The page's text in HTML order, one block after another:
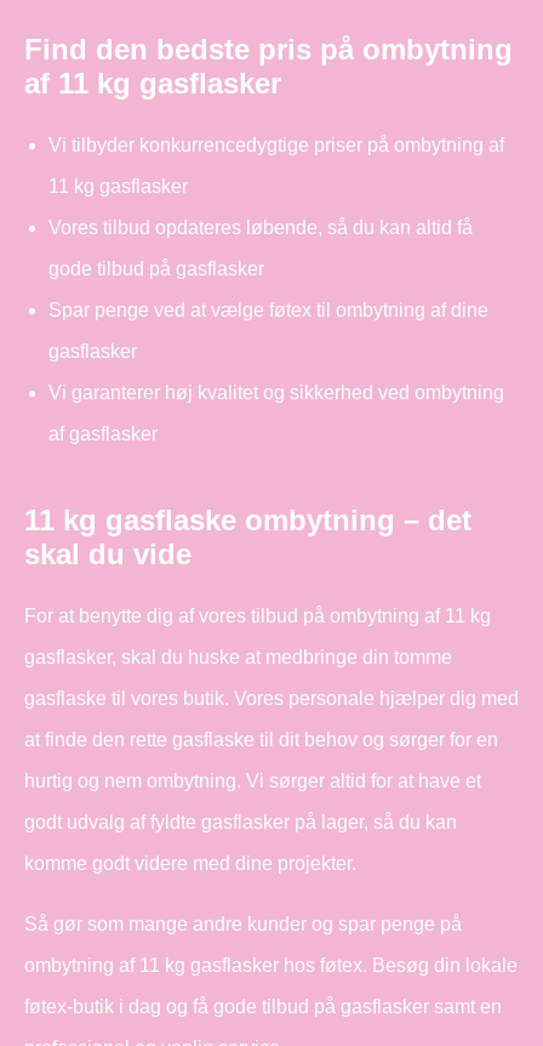
Find den bedste pris på ombytning
af 11 kg gasflasker
Vi tilbyder konkurrencedygtige priser på ombytning af
11 kg gasflasker
Vores tilbud opdateres løbende, så du kan altid få
gode tilbud på gasflasker
Spar penge ved at vælge føtex til ombytning af dine
gasflasker
Vi garanterer høj kvalitet og sikkerhed ved ombytning
af gasflasker
11 kg gasflaske ombytning – det
skal du vide
For at benytte dig af vores tilbud på ombytning af 11 kg
gasflasker, skal du huske at medbringe din tomme
gasflaske til vores butik. Vores personale hjælper dig med
at finde den rette gasflaske til dit behov og sørger for en
hurtig og nem ombytning. Vi sørger altid for at have et
godt udvalg af fyldte gasflasker på lager, så du kan
komme godt videre med dine projekter.
Så gør som mange andre kunder og spar penge på
ombytning af 11 kg gasflasker hos føtex. Besøg din lokale
føtex-butik i dag og få gode tilbud på gasflasker samt en